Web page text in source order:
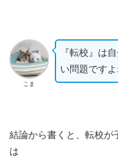
こま
『転校』は
い問題ですよ
結論から書くと、転校が
は